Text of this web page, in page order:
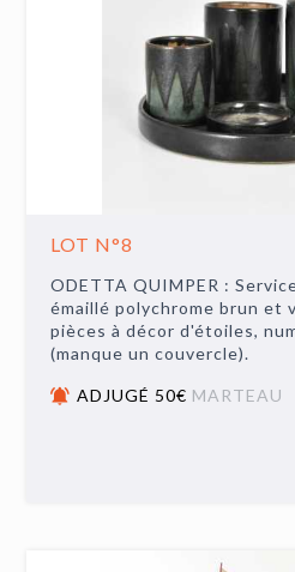
LOT N°8
ODETTA QUIMPER :
émaillé polychrome brun et
pièces à décor d'étoiles,
(manque un couvercle).
ADJUGÉ 50€ MARTEAU